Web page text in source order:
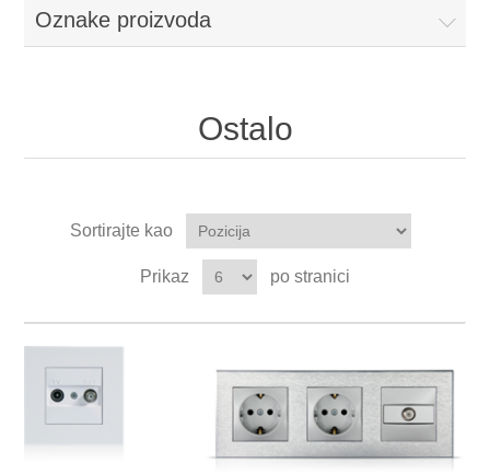
Oznake proizvoda
Ostalo
Sortirajte kao
Prikaz po stranici